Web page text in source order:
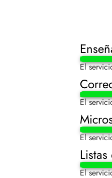
El
El
El
El